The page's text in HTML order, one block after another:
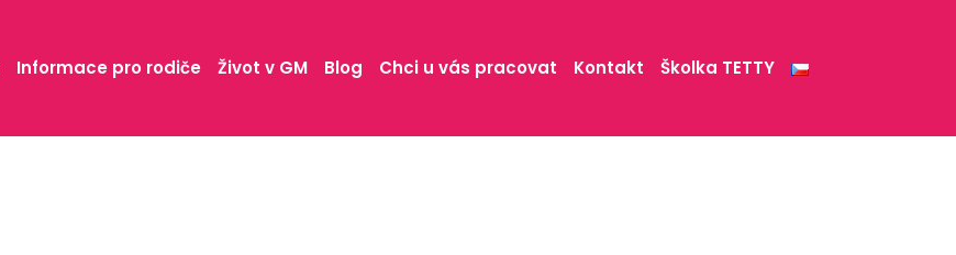
Informace pro rodiče Život v GM Blog Chci u vás pracovat Kontakt Školka TETTY